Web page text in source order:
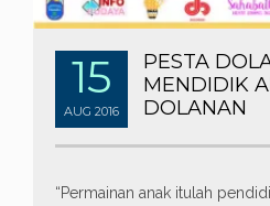
15
AUG 2016
PESTA
MENDIDIK
DOLANAN
“Permainan anak itulah